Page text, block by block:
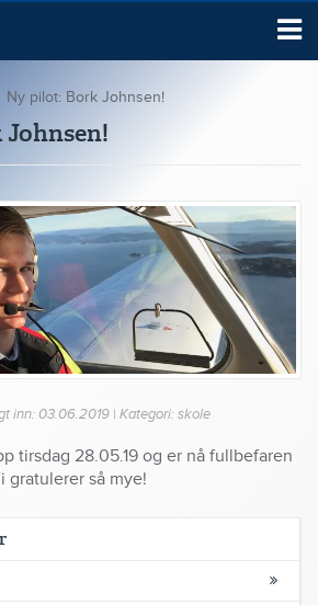
Ny pilot: Bork Johnsen!
inn: 03.06.2019 | Kategori: skole
tirsdag 28.05.19 og er nå fullbefaren
gratulerer så mye!